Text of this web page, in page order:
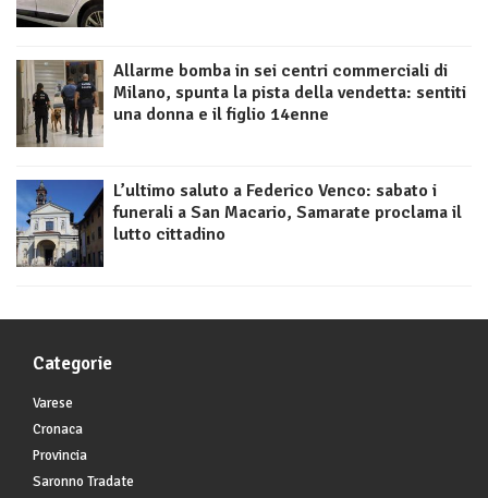
Allarme bomba in sei centri commerciali di
Milano, spunta la pista della vendetta: sentiti
una donna e il figlio 14enne
L’ultimo saluto a Federico Venco: sabato i
funerali a San Macario, Samarate proclama il
lutto cittadino
Categorie
Varese
Cronaca
Provincia
Saronno Tradate